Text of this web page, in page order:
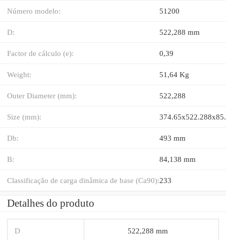
Número modelo: 51200
D: 522,288 mm
Factor de cálculo (e): 0,39
Weight: 51,64 Kg
Outer Diameter (mm): 522,288
Size (mm):
Db: 493 mm
B: 84,138 mm
Classificação de carga dinâmica de base (Ca90):233
Detalhes do produto
D 522,288 mm